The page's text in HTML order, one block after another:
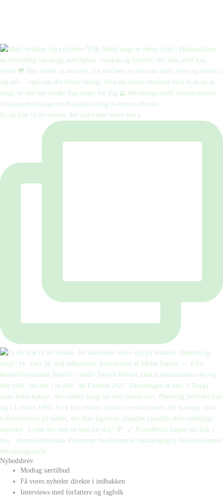
Er du klar til en roman, der udfordrer vores syn p
Nyhedsbrev
Modtag særtilbud
Få vores nyheder direkte i indbakken
Interviews med forfattere og fagfolk